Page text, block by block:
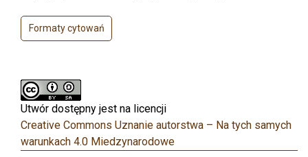
Formaty cytowań
Utwór dostępny jest na licencji
Creative Commons Uznanie autorstwa – Na tych samych
warunkach 4.0 Miedzynarodowe